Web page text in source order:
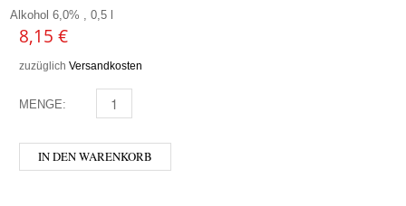
Alkohol 6,0% , 0,5 l
8,15 €
zuzüglich Versandkosten
MENGE: SIBEERIA - CURIOUS CAT MENGE
IN DEN WARENKORB